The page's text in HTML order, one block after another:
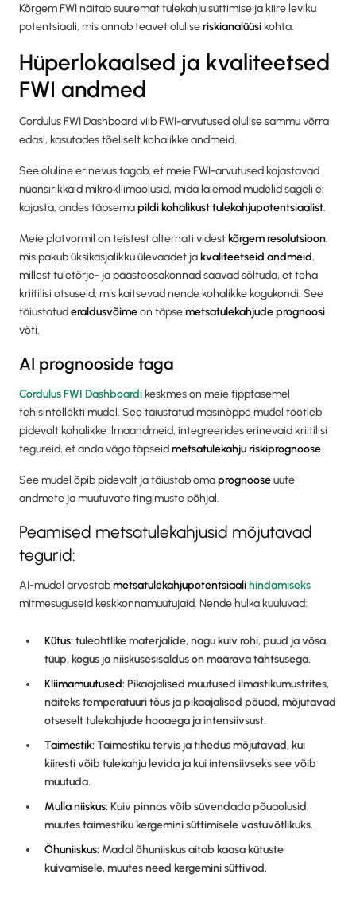
Kõrgem FWI näitab suuremat tulekahju süttimise ja kiire leviku
potentsiaali, mis annab teavet oluliseriskianalüüsi kohta.
Hüperlokaalsed ja kvaliteetsed
FWI andmed
Cordulus FWI Dashboard viib FWI-arvutused olulise sammu võrra
edasi, kasutades tõeliselt kohalikke andmeid.
See oluline erinevus tagab, et meie FWI-arvutused kajastavad
nüansirikkaid mikrokliimaolusid, mida laiemad mudelid sageli ei
kajasta, andes täpsemapildi kohalikust tulekahjupotentsiaalist.
Meie platvormil on teistest alternatiividest kõrgem resolutsioon,
mis pakub üksikasjalikku ülevaadet ja kvaliteetseid andmeid,
millest tuletõrje- ja päästeosakonnad saavad sõltuda, et teha
kriitilisi otsuseid, mis kaitsevad nende kohalikke kogukondi. See
täiustatuderaldusvõimeon täpsemetsatulekahjude prognoosi
võti.
AI prognooside taga
Cordulus FWI Dashboardi keskmes on meie tipptasemel
tehisintellekti mudel. See täiustatud masinõppe mudel töötleb
pidevalt kohalikke ilmaandmeid, integreerides erinevaid kriitilisi
tegureid, et anda väga täpseidmetsatulekahju riskiprognoose.
See mudel õpib pidevalt ja täiustab omaprognooseuute
andmete ja muutuvate tingimuste põhjal.
Peamised metsatulekahjusid mõjutavad
tegurid:
AI-mudel arvestabmetsatulekahjupotentsiaali hindamiseks
mitmesuguseid keskkonnamuutujaid. Nende hulka kuuluvad:
Kütus: tuleohtlike materjalide, nagu kuiv rohi, puud ja võsa,
tüüp, kogus ja niiskusesisaldus on määrava tähtsusega.
Kliimamuutused: Pikaajalised muutused ilmastikumustrites,
näiteks temperatuuri tõus ja pikaajalised põuad, mõjutavad
otseselt tulekahjude hooaega ja intensiivsust.
Taimestik: Taimestiku tervis ja tihedus mõjutavad, kui
kiiresti võib tulekahju levida ja kui intensiivseks see võib
muutuda.
Mulla niiskus: Kuiv pinnas võib süvendada põuaolusid,
muutes taimestiku kergemini süttimisele vastuvõtlikuks.
Õhuniiskus: Madal õhuniiskus aitab kaasa kütuste
kuivamisele, muutes need kergemini süttivad.